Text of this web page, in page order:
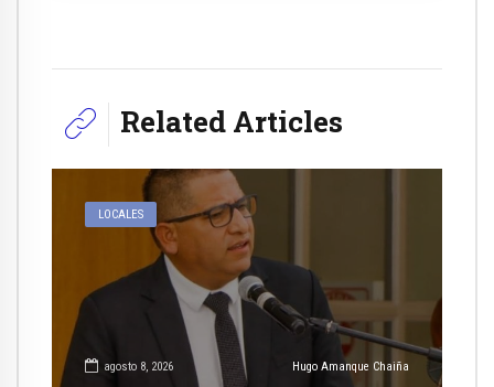
Related Articles
LOCALES
agosto 8, 2026 Hugo Amanque Chaiña